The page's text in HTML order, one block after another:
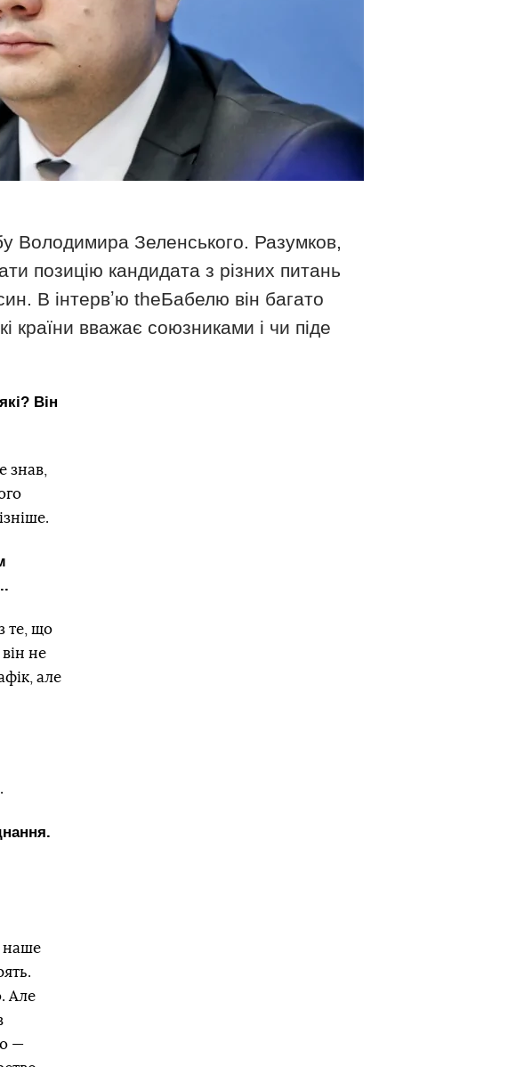
Володимира Зеленського. Разумков,
позицію кандидата з різних питань
В інтервʼю theБабелю він багато
країни вважає союзниками і чи піде
Він
знав,
те, що
не
але
наше
Але
—